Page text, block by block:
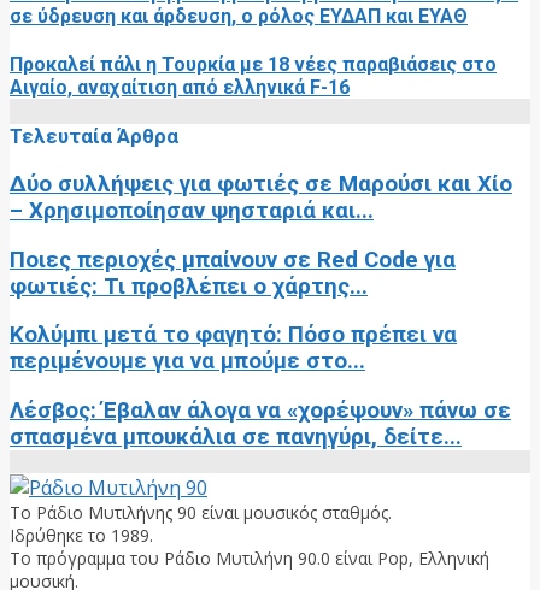
σε ύδρευση και άρδευση, ο ρόλος ΕΥΔΑΠ και ΕΥΑΘ
Προκαλεί πάλι η Τουρκία με 18 νέες παραβιάσεις στο
Αιγαίο, αναχαίτιση από ελληνικά F-16
Τελευταία Άρθρα
Δύο συλλήψεις για φωτιές σε Μαρούσι και Χίο
– Χρησιμοποίησαν ψησταριά και...
Ποιες περιοχές μπαίνουν σε Red Code για
φωτιές: Τι προβλέπει ο χάρτης...
Κολύμπι μετά το φαγητό: Πόσο πρέπει να
περιμένουμε για να μπούμε στο...
Λέσβος: Έβαλαν άλογα να «χορέψουν» πάνω σε
σπασμένα μπουκάλια σε πανηγύρι, δείτε...
Το Ράδιο Μυτιλήνης 90 είναι μουσικός σταθμός.
Ιδρύθηκε το 1989.
Το πρόγραμμα του Ράδιο Μυτιλήνη 90.0 είναι Pop, Ελληνική
μουσική.